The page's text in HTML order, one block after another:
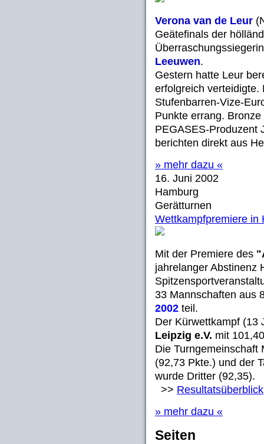
Verona van de Leur
Geätefinals der
Leeuwen.
Gestern hatte Leur
erfolgreich verteidigte.
Stufenbarren-Vize-
Punkte errang.
PEGASES-Produzent
berichten direkt aus
» mehr dazu «
16. Juni 2002
Hamburg
Gerätturnen
Wettkampfpremiere in
Mit der Premiere des
jahrelanger Abstinenz
33 Mannschaften aus
2002 teil.
Der Kürwettkampf
Leipzig e.V. mit
Die Turngemeinschaft
(92,73 Pkte.) und der
wurde Dritter (92,35).
>> Resultatsüberblick
» mehr dazu «
Seiten